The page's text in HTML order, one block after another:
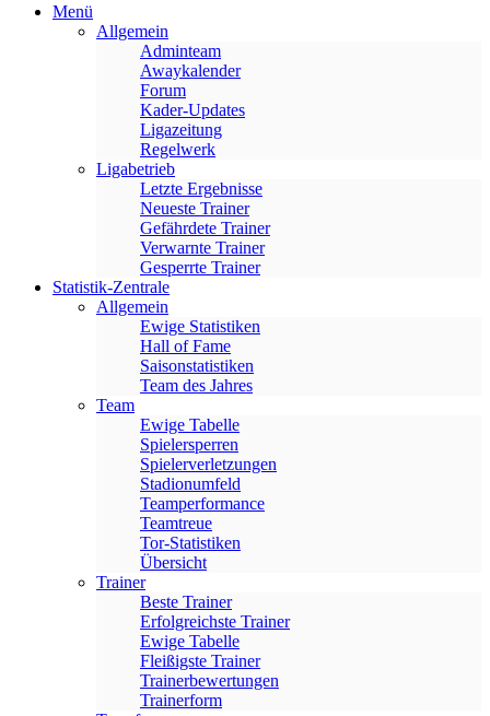
Menü
Allgemein
Adminteam
Awaykalender
Forum
Kader-Updates
Ligazeitung
Regelwerk
Ligabetrieb
Letzte Ergebnisse
Neueste Trainer
Gefährdete Trainer
Verwarnte Trainer
Gesperrte Trainer
Statistik-Zentrale
Allgemein
Ewige Statistiken
Hall of Fame
Saisonstatistiken
Team des Jahres
Team
Ewige Tabelle
Spielersperren
Spielerverletzungen
Stadionumfeld
Teamperformance
Teamtreue
Tor-Statistiken
Übersicht
Trainer
Beste Trainer
Erfolgreichste Trainer
Ewige Tabelle
Fleißigste Trainer
Trainerbewertungen
Trainerform